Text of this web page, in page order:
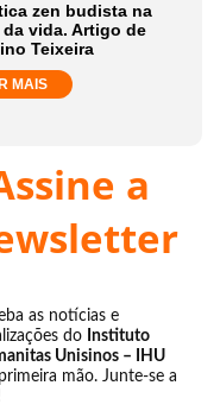
zen budista na
da vida. Artigo de
Teixeira
MAIS
a
as notícias e
do Instituto
Unisinos – IHU
mão. Junte-se a